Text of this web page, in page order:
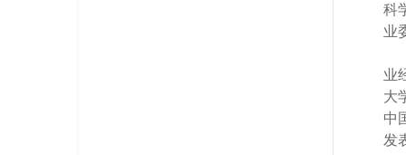
科
业
业
大
中
发